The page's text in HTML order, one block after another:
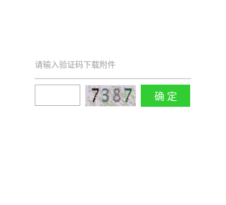
请输入验证码下载附件